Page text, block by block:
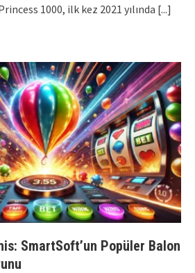
1000, ilk kez 2021 yılında [...]
SmartSoft’un Popüler Balon